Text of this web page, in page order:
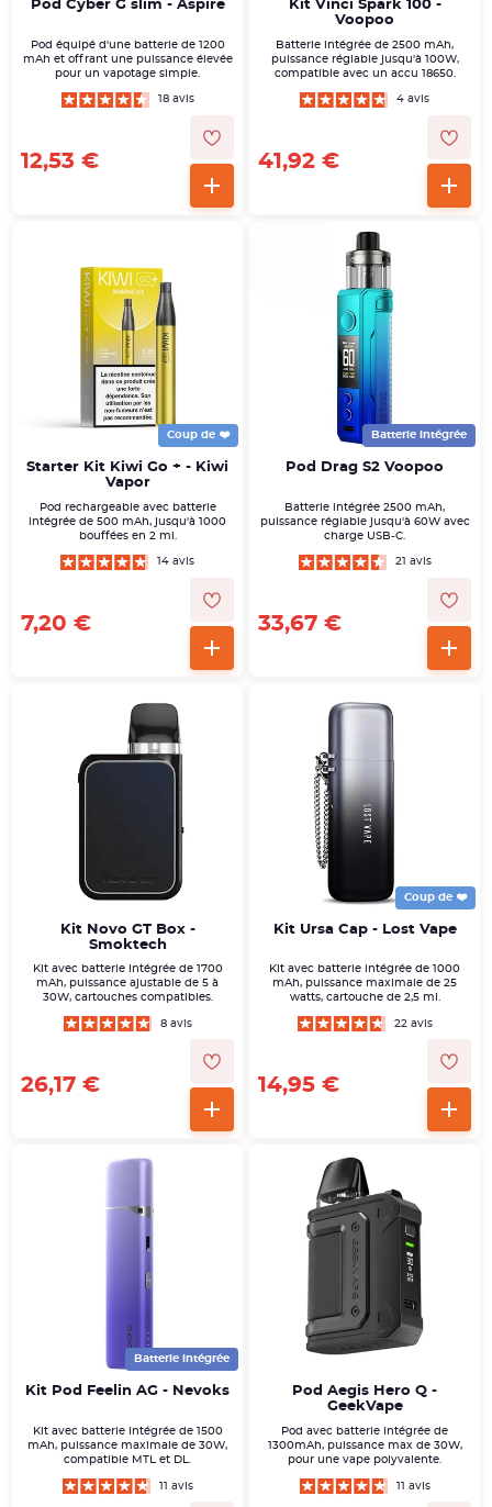
Pod Cyber G slim - Aspire
Pod équipé d'une batterie de 1200
mAh et offrant une puissance élevée
pour un vapotage simple.
18 avis
12,53 €
Kit Vinci Spark 100 -
Voopoo
Batterie intégrée de 2500 mAh,
puissance réglable jusqu'à 100W,
compatible avec un accu 18650.
4 avis
41,92 €
Coup de ❤️
Starter Kit Kiwi Go + - Kiwi
Vapor
Pod rechargeable avec batterie
intégrée de 500 mAh, jusqu'à 1000
bouffées en 2 ml.
14 avis
7,20 €
Batterie intégrée
Pod Drag S2 Voopoo
Batterie intégrée 2500 mAh,
puissance réglable jusqu'à 60W avec
charge USB-C.
21 avis
33,67 €
Kit Novo GT Box -
Smoktech
Kit avec batterie intégrée de 1700
mAh, puissance ajustable de 5 à
30W, cartouches compatibles.
8 avis
26,17 €
Coup de ❤️
Kit Ursa Cap - Lost Vape
Kit avec batterie intégrée de 1000
mAh, puissance maximale de 25
watts, cartouche de 2,5 ml.
22 avis
14,95 €
Batterie intégrée
Kit Pod Feelin AG - Nevoks
Kit avec batterie intégrée de 1500
mAh, puissance maximale de 30W,
compatible MTL et DL.
11 avis
Pod Aegis Hero Q -
GeekVape
Pod avec batterie intégrée de
1300mAh, puissance max de 30W,
pour une vape polyvalente.
11 avis